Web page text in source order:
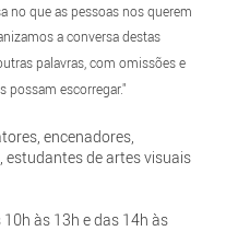
no que as pessoas nos querem
a conversa destas
palavras, com omissões e
possam escorregar."
encenadores,
de artes visuais
às 13h e das 14h às